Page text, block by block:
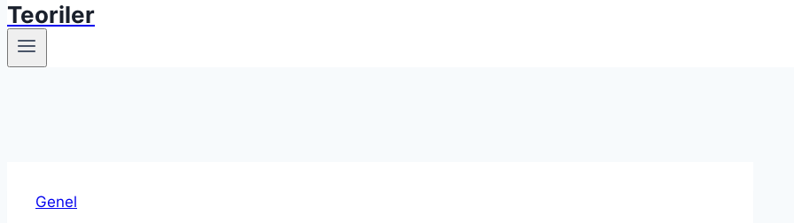
Teoriler
Genel